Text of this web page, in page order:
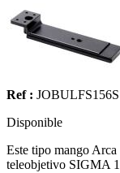
Ref : JOBULFS156S
Disponible
Este tipo mango
teleobjetivo SIGMA